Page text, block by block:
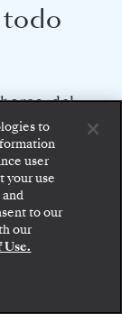
del
a
y los
forma
to
user
your use
to our
our
Use.